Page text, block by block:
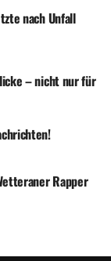
nach Unfall
– nicht nur für
Rapper